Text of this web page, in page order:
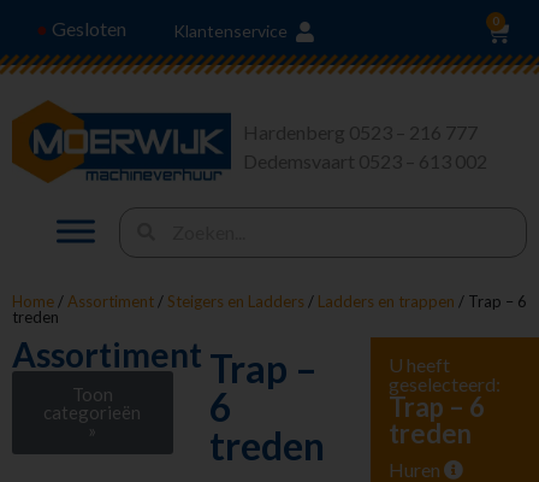
● Gesloten Klantenservice 0
Home / Assortiment / Steigers en Ladders / Ladders en trappen / Trap – 6
treden
Assortiment
Toon
categorieën
»
Trap –
6
treden
U heeft
geselecteerd:
Trap – 6
treden
Huren